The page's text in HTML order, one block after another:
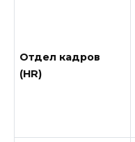
Отдел кадров
(HR)